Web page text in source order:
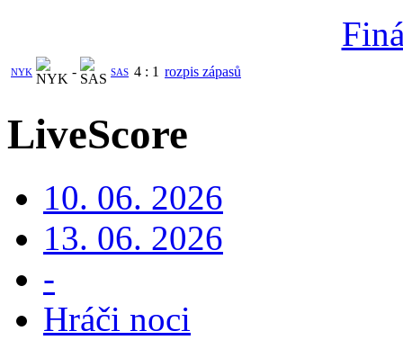
NYK - SAS 4 : 1 rozpis zápasů
LiveScore
10. 06. 2026
13. 06. 2026
-
Hráči noci